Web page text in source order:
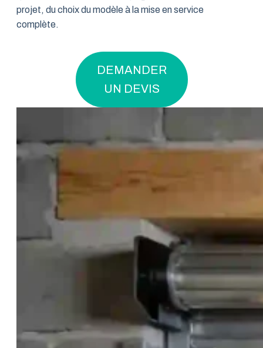
projet, du choix du modèle à la mise en service
complète.
DEMANDER
UN DEVIS